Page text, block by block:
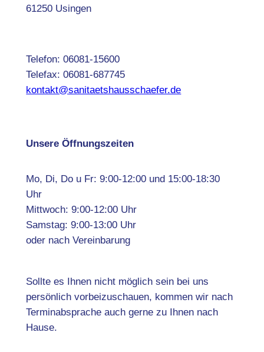
61250 Usingen
Telefon: 06081-15600
Telefax: 06081-687745
kontakt@sanitaetshausschaefer.de
Unsere Öffnungszeiten
Mo, Di, Do u Fr: 9:00-12:00 und 15:00-18:30
Uhr
Mittwoch: 9:00-12:00 Uhr
Samstag: 9:00-13:00 Uhr
oder nach Vereinbarung
Sollte es Ihnen nicht möglich sein bei uns
persönlich vorbeizuschauen, kommen wir nach
Terminabsprache auch gerne zu Ihnen nach
Hause.